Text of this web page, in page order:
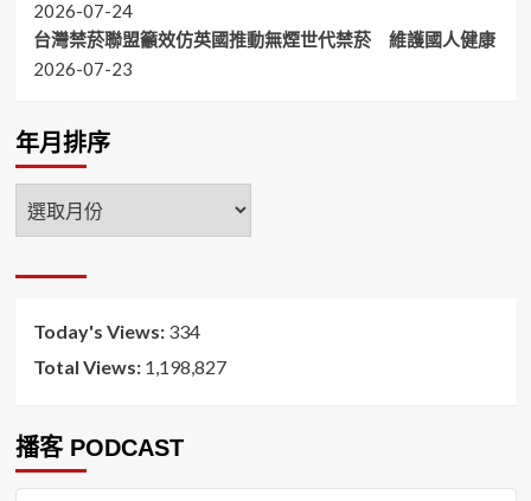
2026-07-24
台灣禁菸聯盟籲效仿英國推動無煙世代禁菸 維護國人健康
2026-07-23
年月排序
年
月
序
Today's Views: 334
Total Views: 1,198,827
播客 PODCAST